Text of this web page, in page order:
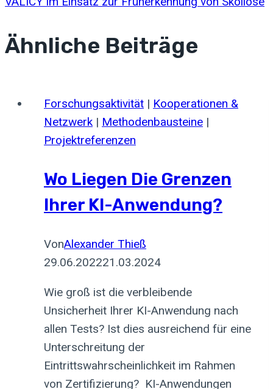
Ähnliche Beiträge
Forschungsaktivität | Kooperationen &
Netzwerk | Methodenbausteine |
Projektreferenzen
Wo Liegen Die Grenzen
Ihrer KI-Anwendung?
VonAlexander Thieß
29.06.202221.03.2024
Wie groß ist die verbleibende
Unsicherheit Ihrer KI-Anwendung nach
allen Tests? Ist dies ausreichend für eine
Unterschreitung der
Eintrittswahrscheinlichkeit im Rahmen
von Zertifizierung? KI-Anwendungen